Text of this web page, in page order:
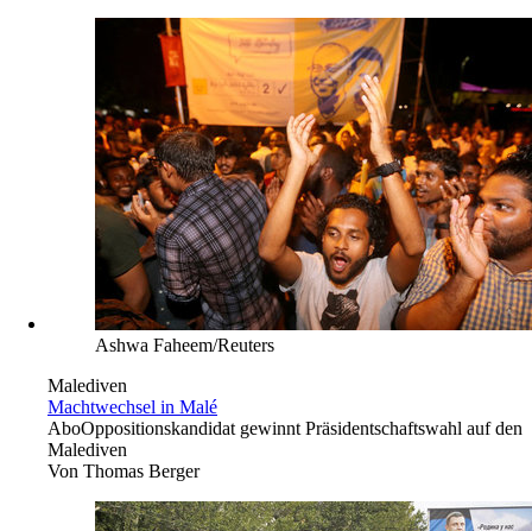
Ashwa Faheem/Reuters
Malediven
Machtwechsel in Malé
AboOppositionskandidat gewinnt Präsidentschaftswahl auf den
Malediven
Von Thomas Berger